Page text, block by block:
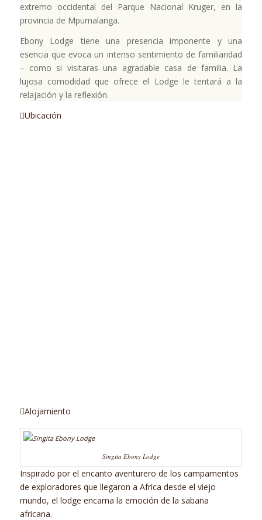
extremo occidental del Parque Nacional Kruger, en la
provincia de Mpumalanga.
Ebony Lodge tiene una presencia imponente y una
esencia que evoca un intenso sentimiento de familiaridad
– como si visitaras una agradable casa de familia. La
lujosa comodidad que ofrece el Lodge le tentará a la
relajación y la reflexión.
Ubicación
Alojamiento
Singita Ebony Lodge
Inspirado por el encanto aventurero de los campamentos
de exploradores que llegaron a Africa desde el viejo
mundo, el lodge encarna la emoción de la sabana
africana.